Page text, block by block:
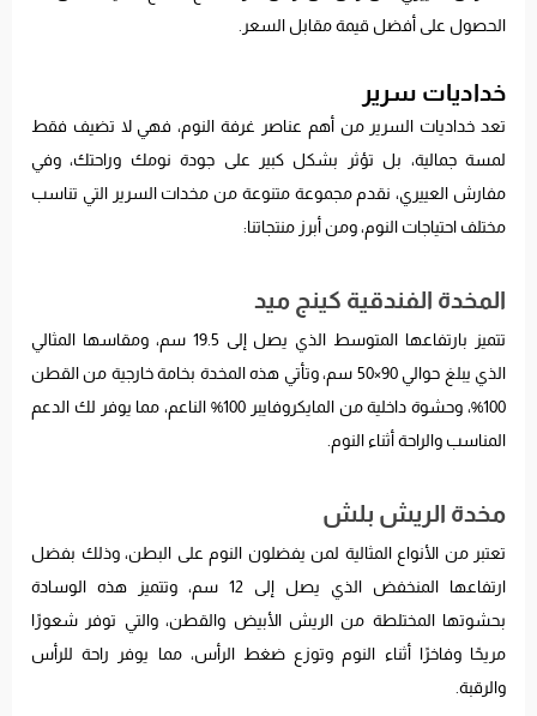
الحصول على أفضل قيمة مقابل السعر.
خداديات سرير
تعد خداديات السرير من أهم عناصر غرفة النوم، فهي لا تضيف فقط
لمسة جمالية، بل تؤثر بشكل كبير على جودة نومك وراحتك، وفي
مفارش العييري، نقدم مجموعة متنوعة من مخدات السرير التي تناسب
مختلف احتياجات النوم، ومن أبرز منتجاتنا:
المخدة الفندقية كينج ميد
تتميز بارتفاعها المتوسط الذي يصل إلى 19.5 سم، ومقاسها المثالي
الذي يبلغ حوالي 90×50 سم، وتأتي هذه المخدة بخامة خارجية من القطن
100%، وحشوة داخلية من المايكروفايبر 100% الناعم، مما يوفر لك الدعم
المناسب والراحة أثناء النوم.
مخدة الريش بلش
تعتبر من الأنواع المثالية لمن يفضلون النوم على البطن، وذلك بفضل
ارتفاعها المنخفض الذي يصل إلى 12 سم، وتتميز هذه الوسادة
بحشوتها المختلطة من الريش الأبيض والقطن، والتي توفر شعورًا
مريحًا وفاخرًا أثناء النوم وتوزع ضغط الرأس، مما يوفر راحة للرأس
والرقبة.